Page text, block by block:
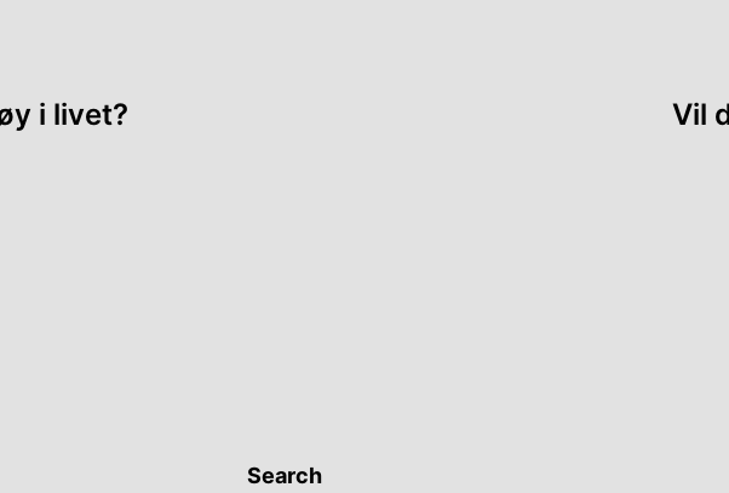
i livet? Vil
Search